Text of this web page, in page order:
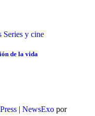
Series y cine
de la vida
| NewsExo por